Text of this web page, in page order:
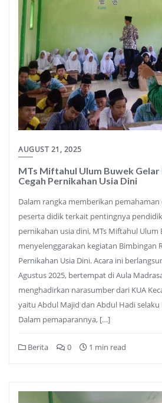
AUGUST 21, 2025
MTs Miftahul Ulum Buwek Gelar
Cegah Pernikahan Usia Dini
Dalam rangka memberikan
peserta didik terkait pentingnya
pernikahan usia dini, MTs Miftahul Ulum
menyelenggarakan kegiatan Bimbingan
Pernikahan Usia Dini. Acara ini
Agustus 2025, bertempat di Aula
menghadirkan narasumber dari KUA
yaitu Abdul Majid dan Abdul Hadi selaku
Dalam pemaparannya, […]
Berita 0 1 min read